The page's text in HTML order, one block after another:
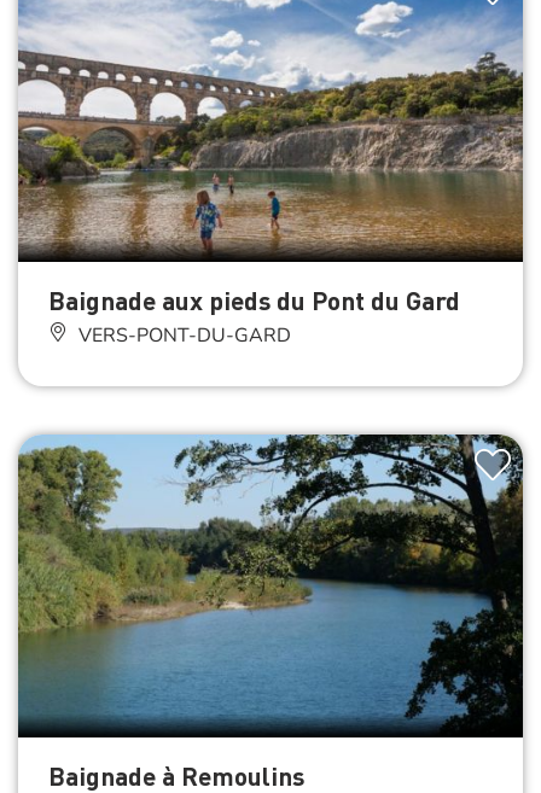
Baignade aux pieds du Pont du Gard
VERS-PONT-DU-GARD
Baignade à Remoulins